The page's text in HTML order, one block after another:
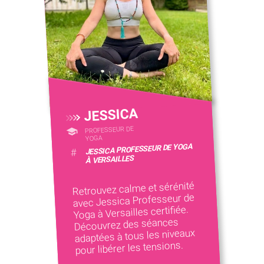
JESSICA
PROFESSEUR DE
YOGA
# JESSICA PROFESSEUR DE YOGA
À VERSAILLES
Retrouvez calme et sérénité
avec Jessica Professeur de
Yoga à Versailles certifiée.
Découvrez des séances
adaptées à tous les niveaux
pour libérer les tensions.